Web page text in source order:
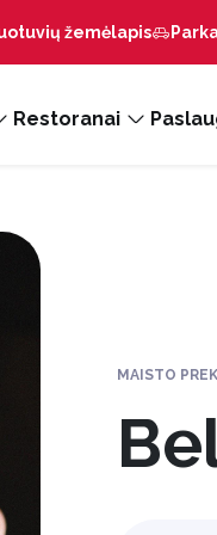
žemėlapis
Restoranai
MAISTO